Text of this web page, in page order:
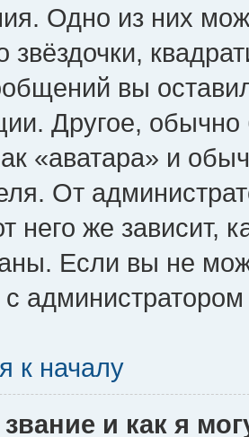
Одно из них
звёздочки,
вы
Другое,
«аватара» и
От
него же зависит,
Если вы не
с
к началу
и как я